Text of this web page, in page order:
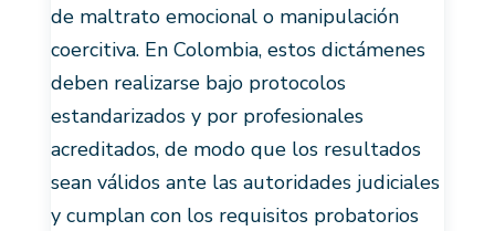
de maltrato emocional o manipulación
coercitiva. En Colombia, estos dictámenes
deben realizarse bajo protocolos
estandarizados y por profesionales
acreditados, de modo que los resultados
sean válidos ante las autoridades judiciales
y cumplan con los requisitos probatorios